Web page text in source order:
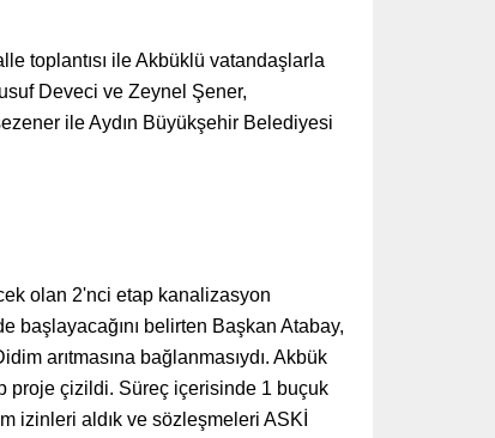
toplantısı ile Akbüklü vatandaşlarla
Deveci ve Zeynel Şener,
ile Aydın Büyükşehir Belediyesi
olan 2'nci etap kanalizasyon
başlayacağını belirten Başkan Atabay,
arıtmasına bağlanmasıydı. Akbük
proje çizildi. Süreç içerisinde 1 buçuk
izinleri aldık ve sözleşmeleri ASKİ